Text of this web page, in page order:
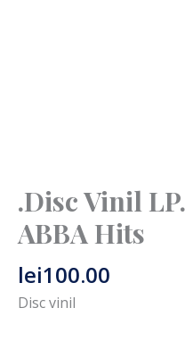
.Disc Vinil
ABBA Hits
lei100.00
Disc vinil